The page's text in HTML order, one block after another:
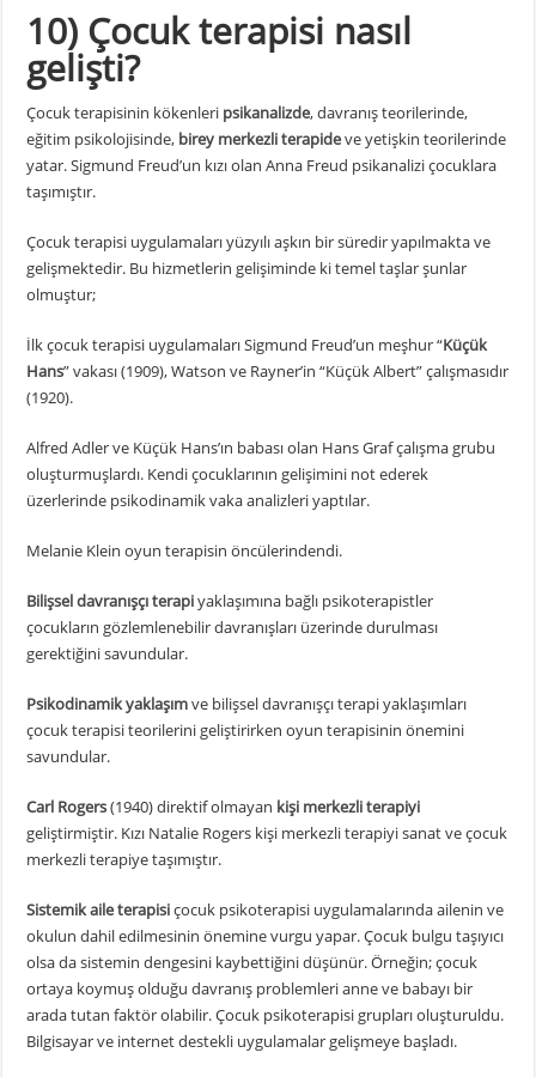
10) Çocuk terapisi nasıl
gelişti?
Çocuk terapisinin kökenleri psikanalizde, davranış teorilerinde,
eğitim psikolojisinde, birey merkezli terapideve yetişkin teorilerinde
yatar. Sigmund Freud’un kızı olan Anna Freud psikanalizi çocuklara
taşımıştır.
Çocuk terapisi uygulamaları yüzyılı aşkın bir süredir yapılmakta ve
gelişmektedir. Bu hizmetlerin gelişiminde ki temel taşlar şunlar
olmuştur;
İlk çocuk terapisi uygulamaları Sigmund Freud’un meşhur “Küçük
Hans” vakası (1909), Watson ve Rayner’in “Küçük Albert” çalışmasıdır
(1920).
Alfred Adler ve Küçük Hans’ın babası olan Hans Graf çalışma grubu
oluşturmuşlardı. Kendi çocuklarının gelişimini not ederek
üzerlerinde psikodinamik vaka analizleri yaptılar.
Melanie Klein oyun terapisin öncülerindendi.
Bilişsel davranışçı terapiyaklaşımına bağlı psikoterapistler
çocukların gözlemlenebilir davranışları üzerinde durulması
gerektiğini savundular.
Psikodinamik yaklaşımve bilişsel davranışçı terapi yaklaşımları
çocuk terapisi teorilerini geliştirirken oyun terapisinin önemini
savundular.
Carl Rogers(1940) direktif olmayan kişi merkezli terapiyi
geliştirmiştir. Kızı Natalie Rogers kişi merkezli terapiyi sanat ve çocuk
merkezli terapiye taşımıştır.
Sistemik aile terapisiçocuk psikoterapisi uygulamalarında ailenin ve
okulun dahil edilmesinin önemine vurgu yapar. Çocuk bulgu taşıyıcı
olsa da sistemin dengesini kaybettiğini düşünür. Örneğin; çocuk
ortaya koymuş olduğu davranış problemleri anne ve babayı bir
arada tutan faktör olabilir. Çocuk psikoterapisi grupları oluşturuldu.
Bilgisayar ve internet destekli uygulamalar gelişmeye başladı.